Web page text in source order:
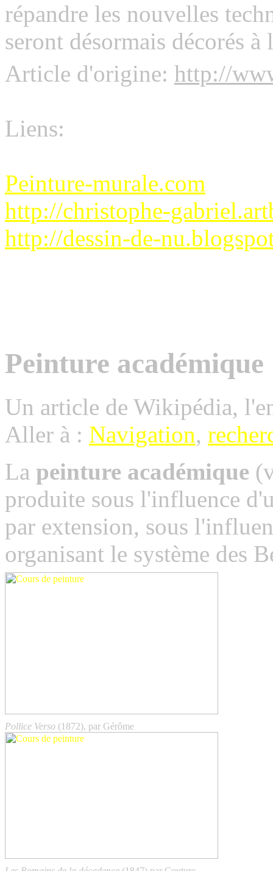
répandre les nouvelles
seront désormais décorés à
Article d'origine: http://
Liens:
Peinture-murale.com
http://christophe-
http://dessin-de-
Peinture académique
Un article de Wikipédia,
Aller à : Navigation,
La peinture académique
produite sous l'influence
par extension, sous
organisant le système des
Pollice Verso (1872), par Gérôme